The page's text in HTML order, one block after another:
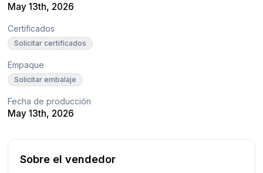
May 13th, 2026
Certificados
Solicitar certificados
Empaque
Solicitar embalaje
Fecha de producción
May 13th, 2026
Sobre el vendedor